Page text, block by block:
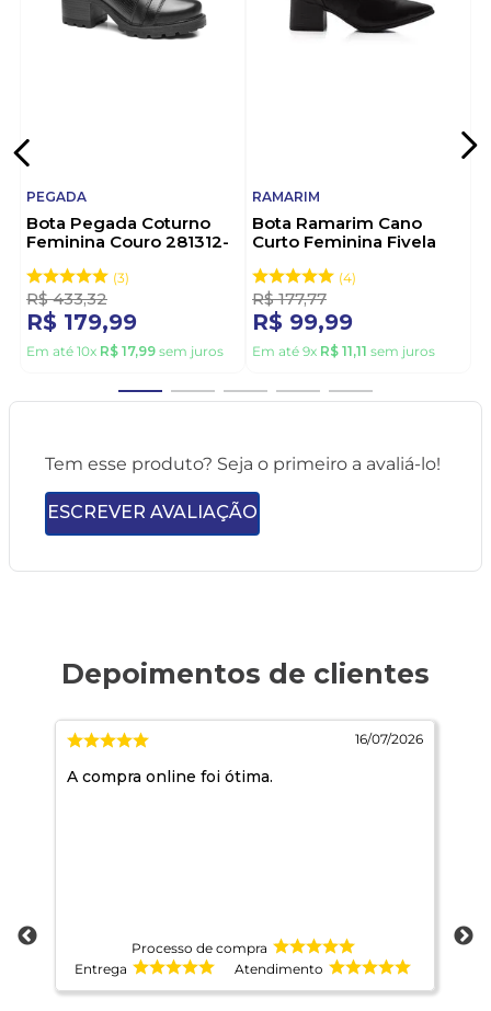
PEGADA
Bota Pegada Coturno
Feminina Couro 281312-
3
R$ 433,32
R$ 179,99
Em até 10x R$ 17,99 sem juros
RAMARIM
Bota Ramarim Cano
Curto Feminina Fivela
4
R$ 177,77
R$ 99,99
Em até 9x R$ 11,11 sem juros
Tem esse produto? Seja o primeiro a avaliá-lo!
ESCREVER AVALIAÇÃO
16/07/2026
A compra online foi ótima.
Processo de compra
Entrega
Atendimento